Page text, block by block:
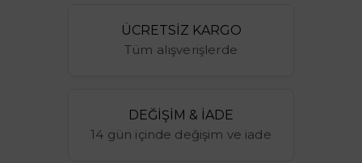
ÜCRETSİZ KARGO
Tüm alışverişlerde
DEĞİŞİM & İADE
14 gün içinde değişim ve iade